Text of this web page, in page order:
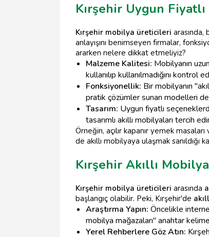
Kırşehir Uygun
Kırşehir mobilya üreticileri arasında,
anlayışını benimseyen firmalar,
ararken nelere dikkat etmeliyiz?
Malzeme Kalitesi: Mobilyanın
kullanılıp kullanılmadığını kontrol
Fonksiyonellik: Bir mobilyanın
pratik çözümler sunan modelleri
Tasarım: Uygun fiyatlı
tasarımlı akıllı mobilyaları tercih
Örneğin, açılır kapanır yemek
de akıllı mobilyaya ulaşmak
Kırşehir Akıllı
Kırşehir mobilya üreticileri arasında
başlangıç olabilir. Peki, Kırşehir'de
Araştırma Yapın: Öncelikle
mobilya mağazaları" anahtar
Yerel Rehberlere Göz Atın: